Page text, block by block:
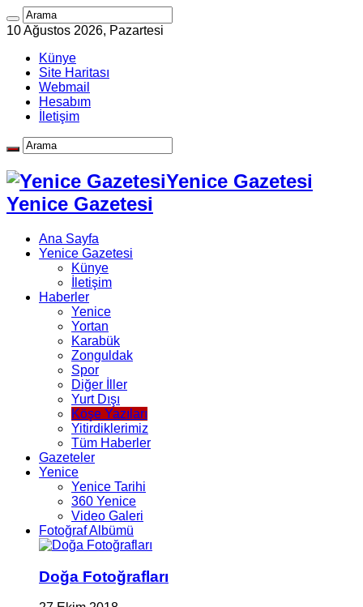
10 Ağustos 2026, Pazartesi
Künye
Site Haritası
Webmail
Hesabım
İletişim
Yenice Gazetesi
Yenice Gazetesi
Ana Sayfa
Yenice Gazetesi
Künye
İletişim
Haberler
Yenice
Yortan
Karabük
Zonguldak
Spor
Diğer İller
Yurt Dışı
Köşe Yazıları
Yitirdiklerimiz
Tüm Haberler
Gazeteler
Yenice
Yenice Tarihi
360 Yenice
Video Galeri
Fotoğraf Albümü
Doğa Fotoğrafları